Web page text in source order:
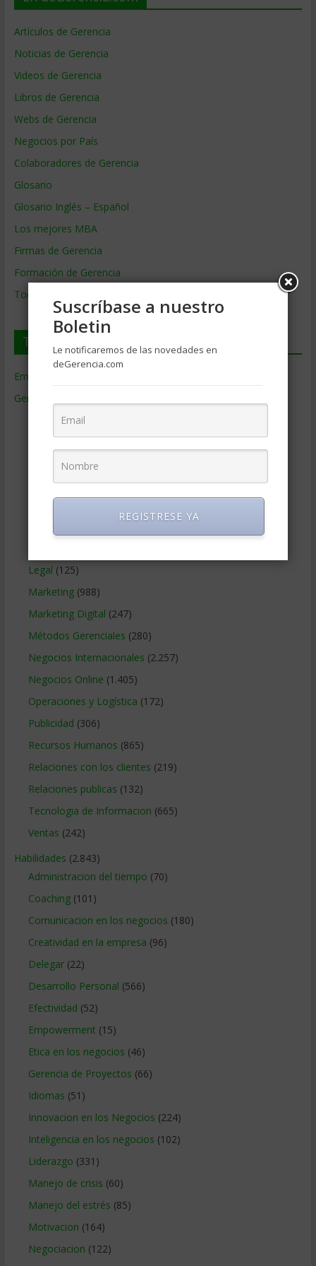
Artículos de Gerencia
Noticias de Gerencia
Videos de Gerencia
Libros de Gerencia
Webs de Gerencia
Negocios por País
Colaboradores de Gerencia
Glosario
Glosario Inglés – Español
Los mejores MBA
Firmas de Gerencia
Formación de Gerencia
Todos los Temas
Temas de Gerencia
Empresas de Gerencia
Gerencia
Ciencias Económicas
Contabilidad(466)
Educacion Gerencial
Estrategia Empresarial(304)
Finanzas Corporativas
Legal (125)
Marketing(988)
Marketing Digital (247)
Métodos Gerenciales (280)
Negocios Internacionales (2.257)
Negocios Online (1.405)
Operaciones y Logística (172)
Publicidad (306)
Recursos Humanos (865)
Relaciones con los clientes (219)
Relaciones publicas (132)
Tecnologia de Informacion (665)
Ventas (242)
Habilidades (2.843)
Administracion del tiempo (70)
Coaching(101)
Comunicacion en los negocios (180)
Creatividad en la empresa (96)
Delegar(22)
Desarrollo Personal (566)
Efectividad (52)
Empowerment (15)
Etica en los negocios (46)
Gerencia de Proyectos (66)
Idiomas (51)
Innovacion en los Negocios (224)
Inteligencia en los negocios (102)
Liderazgo (331)
Manejo de crisis (60)
Manejo del estrés (85)
Motivacion (164)
Negociacion (122)
Suscríbase a nuestro
Boletin
Le notificaremos de las novedades en
deGerencia.com
REGISTRESE YA